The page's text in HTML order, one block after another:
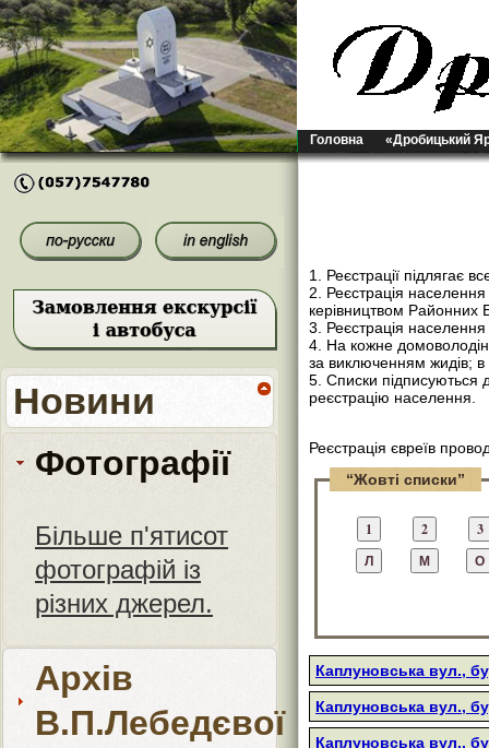
Головна «Дробицький
Новини
Фотографії
Більше п'ятисот
фотографій із
різних джерел.
Архів
В.П.Лебедєвої
1. Реєстрації підлягає
2. Реєстрація
керівництвом Районних
3. Реєстрація
4. На кожне
за виключенням жидів; в
5. Списки підписуються
реєстрацію населення.
Реєстрація євреїв
“Жовті списки”
Каплуновська вул.,
Каплуновська вул.,
Каплуновська вул.,